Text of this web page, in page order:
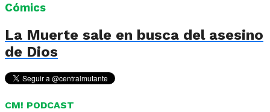
Cómics
La Muerte sale en busca del asesino
de Dios
CM! PODCAST